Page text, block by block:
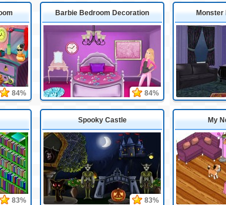
84%
Barbie Bedroom Decoration
84%
Monster
83%
Spooky Castle
83%
My